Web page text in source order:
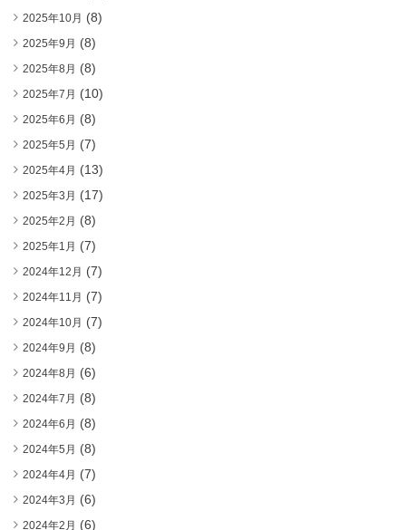
2025年10月 (8)
2025年9月 (8)
2025年8月 (8)
2025年7月 (10)
2025年6月 (8)
2025年5月 (7)
2025年4月 (13)
2025年3月 (17)
2025年2月 (8)
2025年1月 (7)
2024年12月 (7)
2024年11月 (7)
2024年10月 (7)
2024年9月 (8)
2024年8月 (6)
2024年7月 (8)
2024年6月 (8)
2024年5月 (8)
2024年4月 (7)
2024年3月 (6)
2024年2月 (6)